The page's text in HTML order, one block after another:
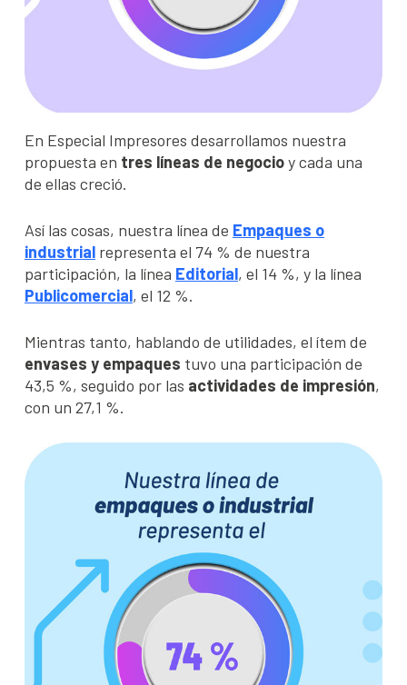
En Especial Impresores desarrollamos nuestra
propuesta en tres líneas de negocioy cada una
de ellas creció.
Así las cosas, nuestra línea de Empaques o
industrial representa el 74 % de nuestra
participación, la línea Editorial, el 14 %, y la línea
Publicomercial, el 12 %.
Mientras tanto, hablando de utilidades, el ítem de
envases y empaques tuvo una participación de
43,5 %, seguido por las actividades de impresión,
con un 27,1 %.